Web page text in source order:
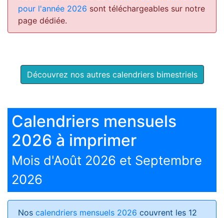
pour l'année 2026 sont téléchargeables sur notre
page dédiée.
Découvrez nos autres calendriers bimestriels
Calendriers mensuels
2026 à imprimer
Mois d'Août 2026 et Septembre
2026
Nos calendriers mensuels 2026 couvrent les 12